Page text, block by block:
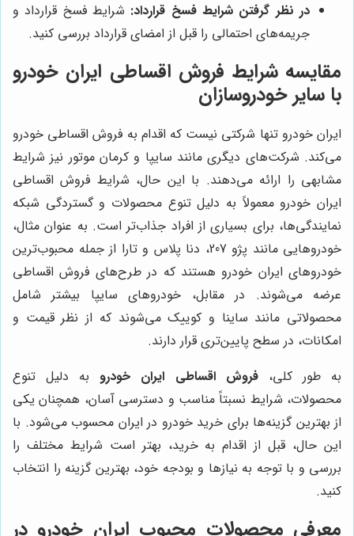
در نظر گرفتن شرایط فسخ قرارداد: شرایط فسخ قرارداد و
جریمه‌های احتمالی را قبل از امضای قرارداد بررسی کنید.
مقایسه شرایط فروش اقساطی ایران خودرو
با سایر خودروسازان
ایران خودرو تنها شرکتی نیست که اقدام به فروش اقساطی خودرو
می‌کند. شرکت‌های دیگری مانند سایپا و کرمان موتور نیز شرایط
مشابهی را ارائه می‌دهند. با این حال، شرایط فروش اقساطی
ایران خودرو معمولاً به دلیل تنوع محصولات و گستردگی شبکه
نمایندگی‌ها، برای بسیاری از افراد جذاب‌تر است. به عنوان مثال،
خودروهایی مانند پژو 207، دنا پلاس و تارا از جمله محبوب‌ترین
خودروهای ایران خودرو هستند که در طرح‌های فروش اقساطی
عرضه می‌شوند. در مقابل، خودروهای سایپا بیشتر شامل
محصولاتی مانند ساینا و کوییک می‌شوند که از نظر قیمت و
امکانات، در سطح پایین‌تری قرار دارند.
به طور کلی،فروش اقساطی ایران خودروبه دلیل تنوع
محصولات، شرایط نسبتاً مناسب و دسترسی آسان، همچنان یکی
از بهترین گزینه‌ها برای خرید خودرو در ایران محسوب می‌شود. با
این حال، قبل از اقدام به خرید، بهتر است شرایط مختلف را
بررسی و با توجه به نیازها و بودجه خود، بهترین گزینه را انتخاب
کنید.
معرفی محصولات محبوب ایران خودرو در